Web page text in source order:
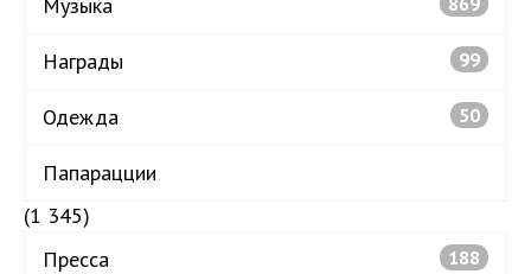
Награды 99
Одежда 50
Папарацции
(1 345)
Пресса
188